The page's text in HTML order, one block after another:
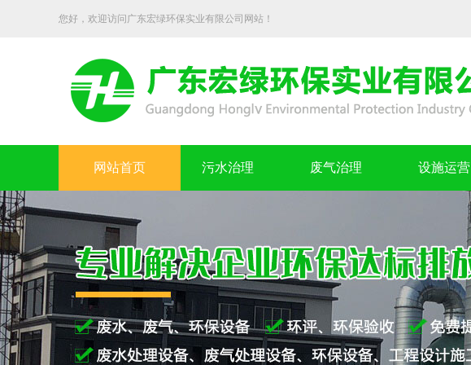
您好，欢迎访问广东宏绿环保实业有限公司网站！
网站首页 污水治理 废气治理 设施运营